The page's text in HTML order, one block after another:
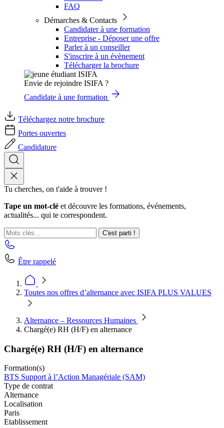
FAQ
Démarches & Contacts
Candidater à une formation
Entreprise - Déposer une offre
Parler à un conseiller
S'inscrire à un évènement
Télécharger la brochure
Envie de rejoindre ISIFA ?
Candidate à une formation
Téléchargez notre brochure
Portes ouvertes
Candidature
Tu cherches, on t'aide à trouver !
Tape un mot-clé et découvre les formations, événements,
actualités... qui te correspondent.
C'est parti !
Être rappelé
Toutes nos offres d’alternance avec ISIFA PLUS VALUES
Alternance – Ressources Humaines
Chargé(e) RH (H/F) en alternance
Chargé(e) RH (H/F) en alternance
Formation(s)
BTS Support à l’Action Managériale (SAM)
Type de contrat
Alternance
Localisation
Paris
Etablissement